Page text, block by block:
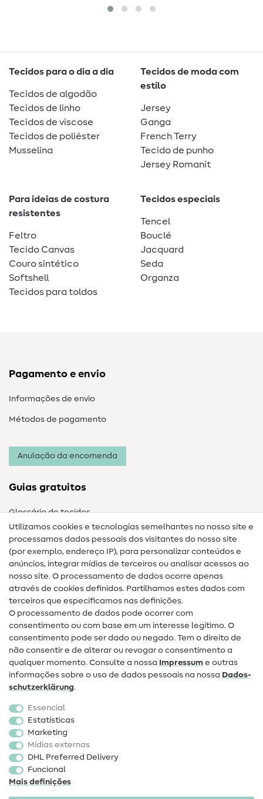
Tecidos para o dia a dia
Tecidos de algodão
Tecidos de linho
Tecidos de viscose
Tecidos de poliéster
Musselina
Tecidos de moda com
estilo
Jersey
Ganga
French Terry
Tecido de punho
Jersey Romanit
Para ideias de costura
resistentes
Feltro
Tecido Canvas
Couro sintético
Softshell
Tecidos para toldos
Tecidos especiais
Tencel
Bouclé
Jacquard
Seda
Organza
Pagamento e envio
Informações de envio
Métodos de pagamento
Anulação da encomenda
Guias gratuitos
Glossário de tecidos
Guias de costura
Ajuda e contacto
Contacto
Mudança de proprietário
Perguntas frequentes (FAQ)
Direito de cancelamento
Popular
Tecidos
Acessórios de costura
Promoção
Utilizamos cookies e tecnologias semelhantes no nosso site e
processamos dados pessoais dos visitantes do nosso site
(por exemplo, endereço IP), para personalizar conteúdos e
anúncios, integrar mídias de terceiros ou analisar acessos ao
nosso site. O processamento de dados ocorre apenas
através de cookies definidos. Partilhamos estes dados com
terceiros que especificamos nas definições.
O processamento de dados pode ocorrer com
consentimento ou com base em um interesse legítimo. O
consentimento pode ser dado ou negado. Tem o direito de
não consentir e de alterar ou revogar o consentimento a
qualquer momento. Consulte a nossa Impressum e outras
informações sobre o uso de dados pessoais na nossa Dados­
schutz­erklärung.
Essencial
Estatísticas
Marketing
Mídias externas
DHL Preferred Delivery
Funcional
Mais definições